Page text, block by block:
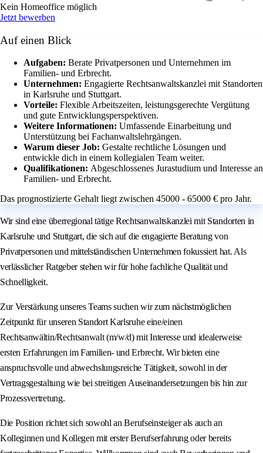
Kein Homeoffice möglich
Jetzt bewerben
Auf einen Blick
Aufgaben: Berate Privatpersonen und Unternehmen im
Familien- und Erbrecht.
Unternehmen: Engagierte Rechtsanwaltskanzlei mit Standorten
in Karlsruhe und Stuttgart.
Vorteile: Flexible Arbeitszeiten, leistungsgerechte Vergütung
und gute Entwicklungsperspektiven.
Weitere Informationen: Umfassende Einarbeitung und
Unterstützung bei Fachanwaltslehrgängen.
Warum dieser Job: Gestalte rechtliche Lösungen und
entwickle dich in einem kollegialen Team weiter.
Qualifikationen: Abgeschlossenes Jurastudium und Interesse an
Familien- und Erbrecht.
Das prognostizierte Gehalt liegt zwischen 45000 - 65000 € pro Jahr.
Wir sind eine überregional tätige Rechtsanwaltskanzlei mit Standorten in
Karlsruhe und Stuttgart, die sich auf die engagierte Beratung von
Privatpersonen und mittelständischen Unternehmen fokussiert hat. Als
verlässlicher Ratgeber stehen wir für hohe fachliche Qualität und
Schnelligkeit.
Zur Verstärkung unseres Teams suchen wir zum nächstmöglichen
Zeitpunkt für unseren Standort Karlsruhe eine/einen
Rechtsanwältin/Rechtsanwalt (m/w/d) mit Interesse und idealerweise
ersten Erfahrungen im Familien- und Erbrecht. Wir bieten eine
anspruchsvolle und abwechslungsreiche Tätigkeit, sowohl in der
Vertragsgestaltung wie bei streitigen Auseinandersetzungen bis hin zur
Prozessvertretung.
Die Position richtet sich sowohl an Berufseinsteiger als auch an
Kolleginnen und Kollegen mit erster Berufserfahrung oder bereits